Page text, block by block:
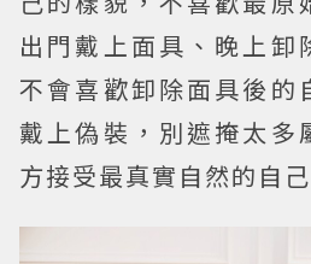
出門戴上面具、晚上卸
不會喜歡卸除面具後的
戴上偽裝，別遮掩太多
方接受最真實自然的自己